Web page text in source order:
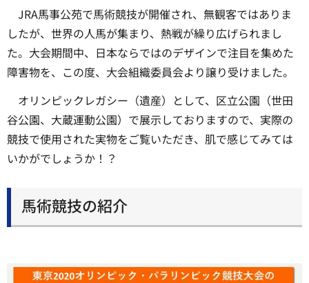
JRA馬事公苑で馬術競技が開催され、無観客ではありま
したが、世界の人馬が集まり、熱戦が繰り広げられまし
た。大会期間中、日本ならではのデザインで注目を集めた
障害物を、この度、大会組織委員会より譲り受けました。
オリンピックレガシー（遺産）として、区立公園（世田
谷公園、大蔵運動公園）で展示しておりますので、実際の
競技で使用された実物をご覧いただき、肌で感じてみては
いかがでしょうか！？
馬術競技の紹介